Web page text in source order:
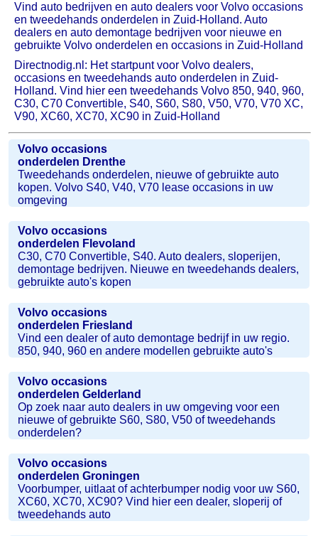
Vind auto bedrijven en auto dealers voor Volvo occasions
en tweedehands onderdelen in Zuid-Holland. Auto
dealers en auto demontage bedrijven voor nieuwe en
gebruikte Volvo onderdelen en occasions in Zuid-Holland
Directnodig.nl: Het startpunt voor Volvo dealers,
occasions en tweedehands auto onderdelen in Zuid-
Holland. Vind hier een tweedehands Volvo 850, 940, 960,
C30, C70 Convertible, S40, S60, S80, V50, V70, V70 XC,
V90, XC60, XC70, XC90 in Zuid-Holland
Volvo occasions
onderdelen Drenthe
Tweedehands onderdelen, nieuwe of gebruikte auto
kopen. Volvo S40, V40, V70 lease occasions in uw
omgeving
Volvo occasions
onderdelen Flevoland
C30, C70 Convertible, S40. Auto dealers, sloperijen,
demontage bedrijven. Nieuwe en tweedehands dealers,
gebruikte auto's kopen
Volvo occasions
onderdelen Friesland
Vind een dealer of auto demontage bedrijf in uw regio.
850, 940, 960 en andere modellen gebruikte auto's
Volvo occasions
onderdelen Gelderland
Op zoek naar auto dealers in uw omgeving voor een
nieuwe of gebruikte S60, S80, V50 of tweedehands
onderdelen?
Volvo occasions
onderdelen Groningen
Voorbumper, uitlaat of achterbumper nodig voor uw S60,
XC60, XC70, XC90? Vind hier een dealer, sloperij of
tweedehands auto